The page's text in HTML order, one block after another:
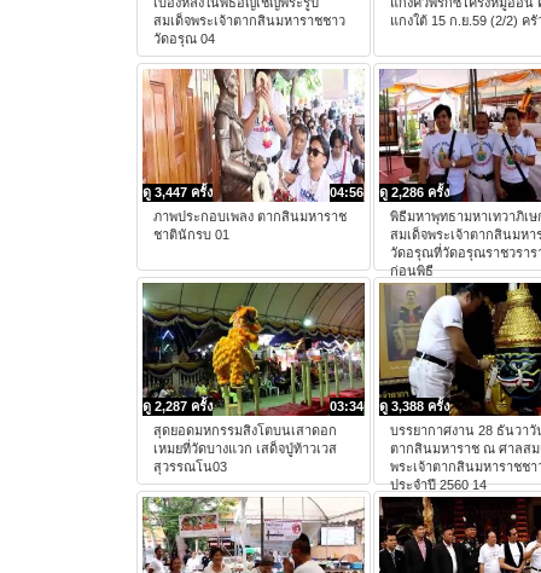
สมเด็จพระเจ้าตากสินมหาราชชาว
วัดอรุณ 04
แกงใต้ 15 ก.ย.59 (2/2) ค
04:56
ดู 3,447 ครั้ง
ภาพประกอบเพลง ตากสินมหาราช
ชาตินักรบ 01
ดู 2,286 ครั้ง
พิธีมหาพุทธามหาเทวาภิเษ
สมเด็จพระเจ้าตากสินมหา
วัดอรุณที่วัดอรุณราชวราร
ก่อนพิธี
03:34
ดู 2,287 ครั้ง
สุดยอดมหกรรมสิงโตบนเสาดอก
เหมยที่วัดบางแวก เสด็จปู่ท้าวเวส
สุวรรณโน03
ดู 3,388 ครั้ง
บรรยากาศงาน 28 ธันวาวั
ตากสินมหาราช ณ ศาลสม
พระเจ้าตากสินมหาราชช
ประจำปี 2560 14